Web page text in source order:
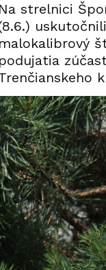
Na strelnici
malokalibrový
podujatia